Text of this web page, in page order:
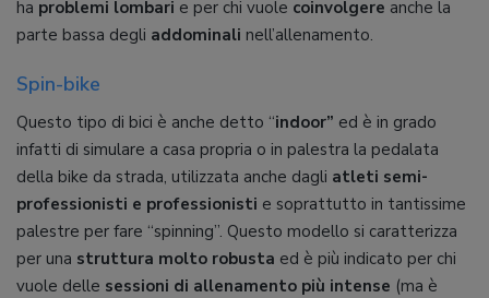
ha problemi lombari e per chi vuole coinvolgere anche la
parte bassa degli addominali nell’allenamento.
Spin-bike
Questo tipo di bici è anche detto “indoor” ed è in grado
infatti di simulare a casa propria o in palestra la pedalata
della bike da strada, utilizzata anche dagli atleti semi-
professionisti e professionisti e soprattutto in tantissime
palestre per fare “spinning”. Questo modello si caratterizza
per una struttura molto robusta ed è più indicato per chi
vuole delle sessioni di allenamento più intense (ma è